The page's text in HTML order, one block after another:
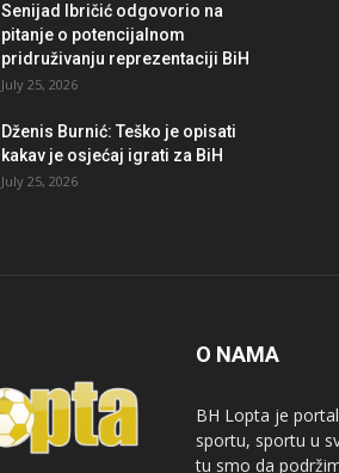
Senijad Ibričić odgovorio na
pitanje o potencijalnom
pridruživanju reprezentaciji BiH
July 25, 2026
Dženis Burnić: Teško je opisati
kakav je osjećaj igrati za BiH
July 25, 2026
O NAMA
BH Lopta je
sportu, sportu u
tu smo da